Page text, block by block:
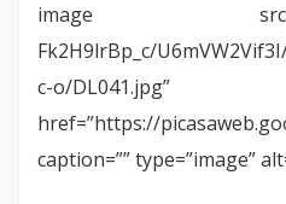
image
Fk2H9lrBp_c/
c-o/DL041.jpg”
href=”https://
caption=”” type=”image”